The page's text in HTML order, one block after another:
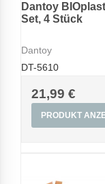
Dantoy
Set, 4 Stück
Dantoy
DT-5610
21,99 €
PRODUKT